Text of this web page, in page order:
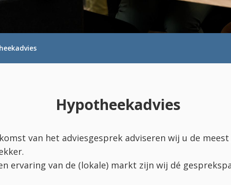
Hypotheekadvies
van het adviesgesprek adviseren wij u de
ervaring van de (lokale) markt zijn wij dé